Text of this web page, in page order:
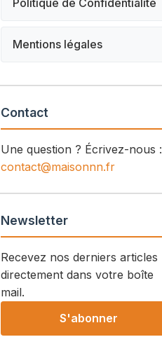
Mentions légales
Contact
Une question ? Écrivez-nous :
contact@maisonnn.fr
Newsletter
Recevez nos derniers articles
directement dans votre boîte
mail.
S'abonner